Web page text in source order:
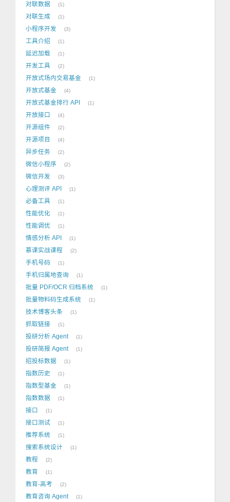
对联数据 1
对联生成 1
小程序开发 3
工具介绍 1
延迟加载 1
开发工具 2
开放式场内交易基金 1
开放式基金 4
开放式基金排行 API 1
开放接口 4
开源组件 2
开源项目 4
异步任务 2
微信小程序 2
微信开发 3
心理测评 API 1
必备工具 1
性能优化 1
性能调优 1
情感分析 API 1
慕课实战课程 2
手机号码 1
手机归属地查询 1
批量 PDF/OCR 归档系统 1
批量物料码生成系统 1
技术博客头条 1
抓取链接 1
投研分析 Agent 1
投研简报 Agent 1
招投标数据 1
指数历史 1
指数型基金 1
指数数据 1
接口 1
接口测试 1
推荐系统 1
搜索系统设计 1
教程 2
教育 1
教育-高考 2
教育咨询 Agent 1